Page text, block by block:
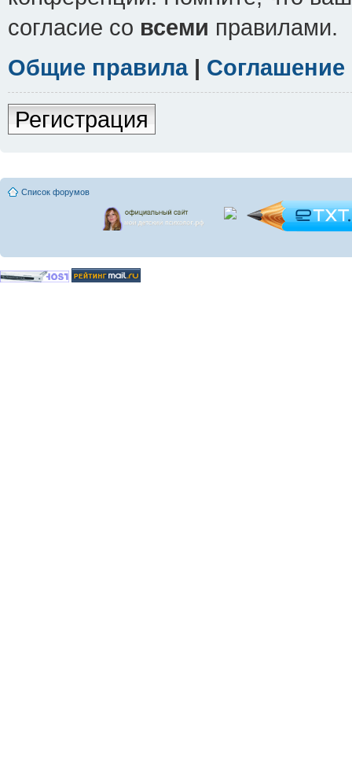
согласие со всеми правилами.
Общие правила|
Регистрация
Список форумов